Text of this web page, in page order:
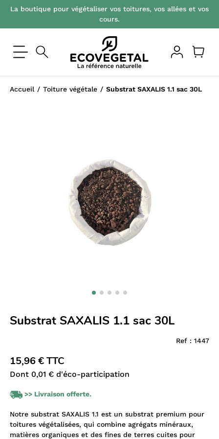
La boutique pour végétaliser vos toitures, vos allées et vos
cours.
Accueil Toiture végétale Substrat SAXALIS 1.1 sac 30L
Substrat SAXALIS 1.1 sac 30L
Ref : 1447
15,96 € TTC
Dont 0,01 € d'éco-participation
>> Livraison offerte.
Notre substrat SAXALIS 1.1 est un substrat premium pour
toitures végétalisées, qui combine agrégats minéraux,
matières organiques et des fines de terres cuites pour